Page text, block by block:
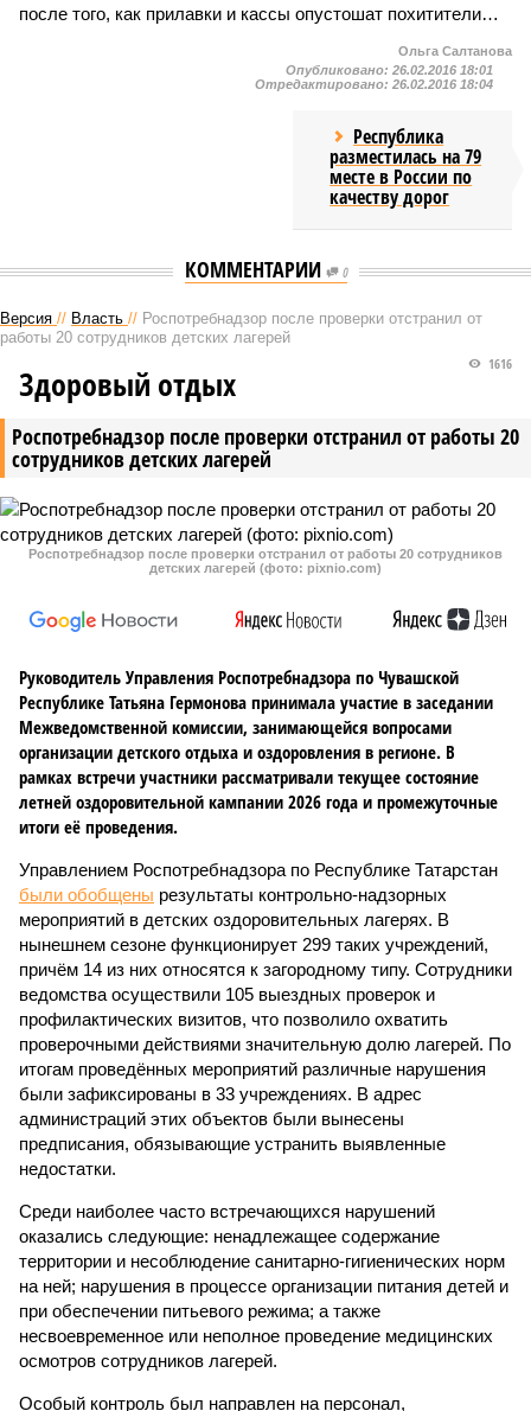
после того, как прилавки и кассы опустошат похитители…
Ольга Салтанова
Опубликовано: 26.02.2016 18:01
Отредактировано: 26.02.2016 18:04
Республика
разместилась на 79
месте в России по
качеству дорог
КОММЕНТАРИИ 0
Версия // Власть // Роспотребнадзор после проверки отстранил от
работы 20 сотрудников детских лагерей
Роспотребнадзор после проверки отстранил от работы 20
сотрудников детских лагерей
1616
Здоровый отдых
Роспотребнадзор после проверки отстранил от работы 20 сотрудников
детских лагерей (фото: pixnio.com)
Руководитель Управления Роспотребнадзора по Чувашской
Республике Татьяна Гермонова принимала участие в заседании
Межведомственной комиссии, занимающейся вопросами
организации детского отдыха и оздоровления в регионе. В
рамках встречи участники рассматривали текущее состояние
летней оздоровительной кампании 2026 года и промежуточные
итоги её проведения.
Управлением Роспотребнадзора по Республике Татарстан
были обобщены результаты контрольно-надзорных
мероприятий в детских оздоровительных лагерях. В
нынешнем сезоне функционирует 299 таких учреждений,
причём 14 из них относятся к загородному типу. Сотрудники
ведомства осуществили 105 выездных проверок и
профилактических визитов, что позволило охватить
проверочными действиями значительную долю лагерей. По
итогам проведённых мероприятий различные нарушения
были зафиксированы в 33 учреждениях. В адрес
администраций этих объектов были вынесены
предписания, обязывающие устранить выявленные
недостатки.
Среди наиболее часто встречающихся нарушений
оказались следующие: ненадлежащее содержание
территории и несоблюдение санитарно-гигиенических норм
на ней; нарушения в процессе организации питания детей и
при обеспечении питьевого режима; а также
несвоевременное или неполное проведение медицинских
осмотров сотрудников лагерей.
Особый контроль был направлен на персонал,